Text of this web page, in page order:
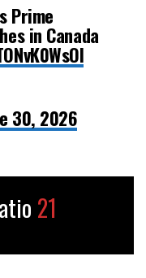
Prime
in Canada
30, 2026
21